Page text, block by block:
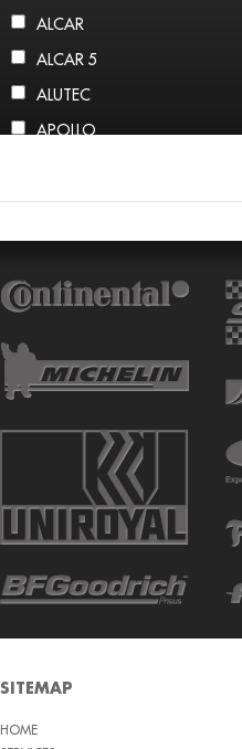
ALCAR
ALCAR 5
ALUTEC
APOLLO
ARROWSPEED
ATLAS
AUTOGREEN
AUTOGUARD
BARUM W
BCT
BF GOODRICH
BOTO
BRIDGESTON
SITEMAP
HOME